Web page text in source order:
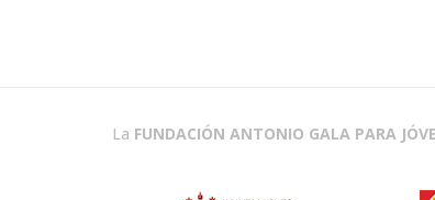
La FUNDACIÓN ANTONIO GALA PARA